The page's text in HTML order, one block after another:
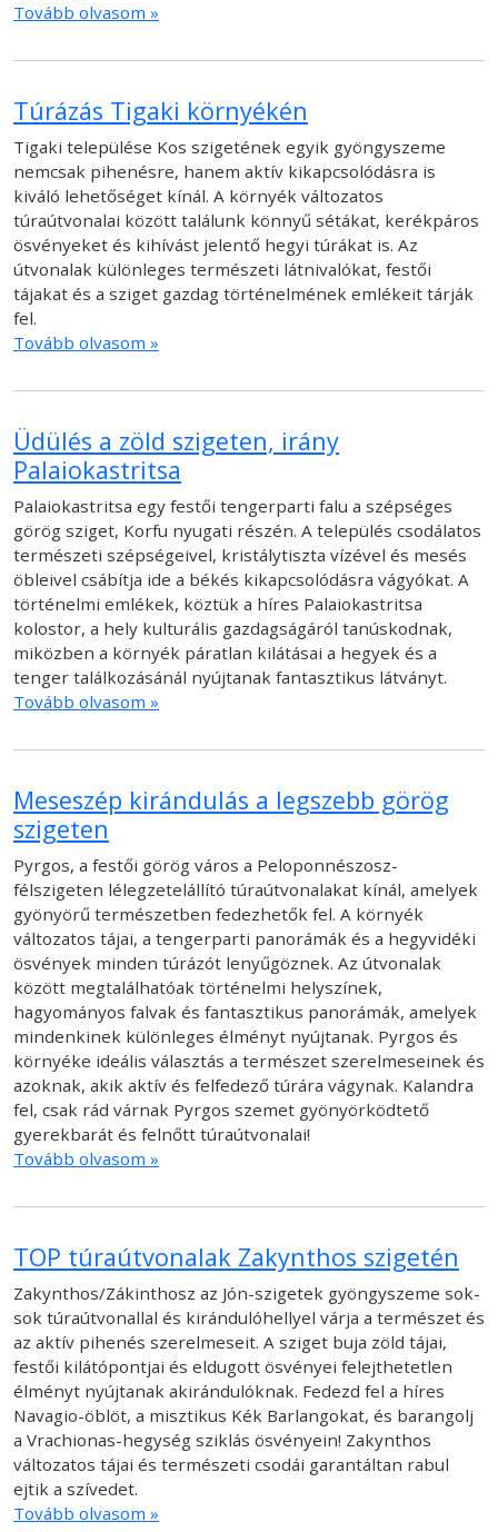
Tovább olvasom »
Túrázás Tigaki környékén
Tigaki települése Kos szigetének egyik gyöngyszeme
nemcsak pihenésre, hanem aktív kikapcsolódásra is
kiváló lehetőséget kínál. A környék változatos
túraútvonalai között találunk könnyű sétákat, kerékpáros
ösvényeket és kihívást jelentő hegyi túrákat is. Az
útvonalak különleges természeti látnivalókat, festői
tájakat és a sziget gazdag történelmének emlékeit tárják
fel.
Tovább olvasom »
Üdülés a zöld szigeten, irány
Palaiokastritsa
Palaiokastritsa egy festői tengerparti falu a szépséges
görög sziget, Korfu nyugati részén. A település csodálatos
természeti szépségeivel, kristálytiszta vízével és mesés
öbleivel csábítja ide a békés kikapcsolódásra vágyókat. A
történelmi emlékek, köztük a híres Palaiokastritsa
kolostor, a hely kulturális gazdagságáról tanúskodnak,
miközben a környék páratlan kilátásai a hegyek és a
tenger találkozásánál nyújtanak fantasztikus látványt.
Tovább olvasom »
Meseszép kirándulás a legszebb görög
szigeten
Pyrgos, a festői görög város a Peloponnészosz-
félszigeten lélegzetelállító túraútvonalakat kínál, amelyek
gyönyörű természetben fedezhetők fel. A környék
változatos tájai, a tengerparti panorámák és a hegyvidéki
ösvények minden túrázót lenyűgöznek. Az útvonalak
között megtalálhatóak történelmi helyszínek,
hagyományos falvak és fantasztikus panorámák, amelyek
mindenkinek különleges élményt nyújtanak. Pyrgos és
környéke ideális választás a természet szerelmeseinek és
azoknak, akik aktív és felfedező túrára vágynak. Kalandra
fel, csak rád várnak Pyrgos szemet gyönyörködtető
gyerekbarát és felnőtt túraútvonalai!
Tovább olvasom »
TOP túraútvonalak Zakynthos szigetén
Zakynthos/Zákinthosz az Jón-szigetek gyöngyszeme sok-
sok túraútvonallal és kirándulóhellyel várja a természet és
az aktív pihenés szerelmeseit. A sziget buja zöld tájai,
festői kilátópontjai és eldugott ösvényei felejthetetlen
élményt nyújtanak akirándulóknak. Fedezd fel a híres
Navagio-öblöt, a misztikus Kék Barlangokat, és barangolj
a Vrachionas-hegység sziklás ösvényein! Zakynthos
változatos tájai és természeti csodái garantáltan rabul
ejtik a szívedet.
Tovább olvasom »